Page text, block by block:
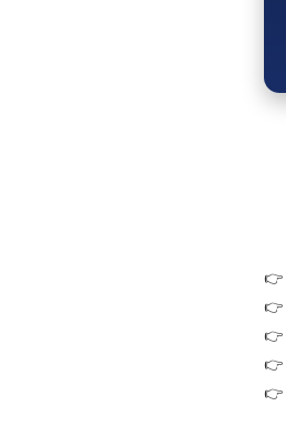
👉
👉
👉
👉
👉